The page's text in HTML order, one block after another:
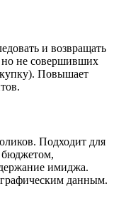
и возвращать
но не совершивших
Повышает
Подходит для
имиджа.
данным.